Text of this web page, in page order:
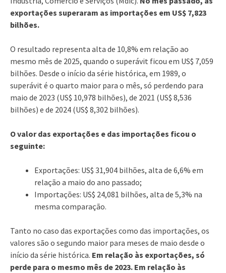
exportações superaram as importações em US$ 7,823
bilhões.
O resultado representa alta de 10,8% em relação ao
mesmo mês de 2025, quando o superávit ficou em US$ 7,059
bilhões. Desde o início da série histórica, em 1989, o
superávit é o quarto maior para o mês, só perdendo para
maio de 2023 (US$ 10,978 bilhões), de 2021 (US$ 8,536
bilhões) e de 2024 (US$ 8,302 bilhões).
O valor das exportações e das importações ficou o
seguinte:
Exportações: US$ 31,904 bilhões, alta de 6,6% em
relação a maio do ano passado;
Importações: US$ 24,081 bilhões, alta de 5,3% na
mesma comparação.
Tanto no caso das exportações como das importações, os
valores são o segundo maior para meses de maio desde o
início da série histórica. Em relação às exportações, só
perde para o mesmo mês de 2023. Em relação às